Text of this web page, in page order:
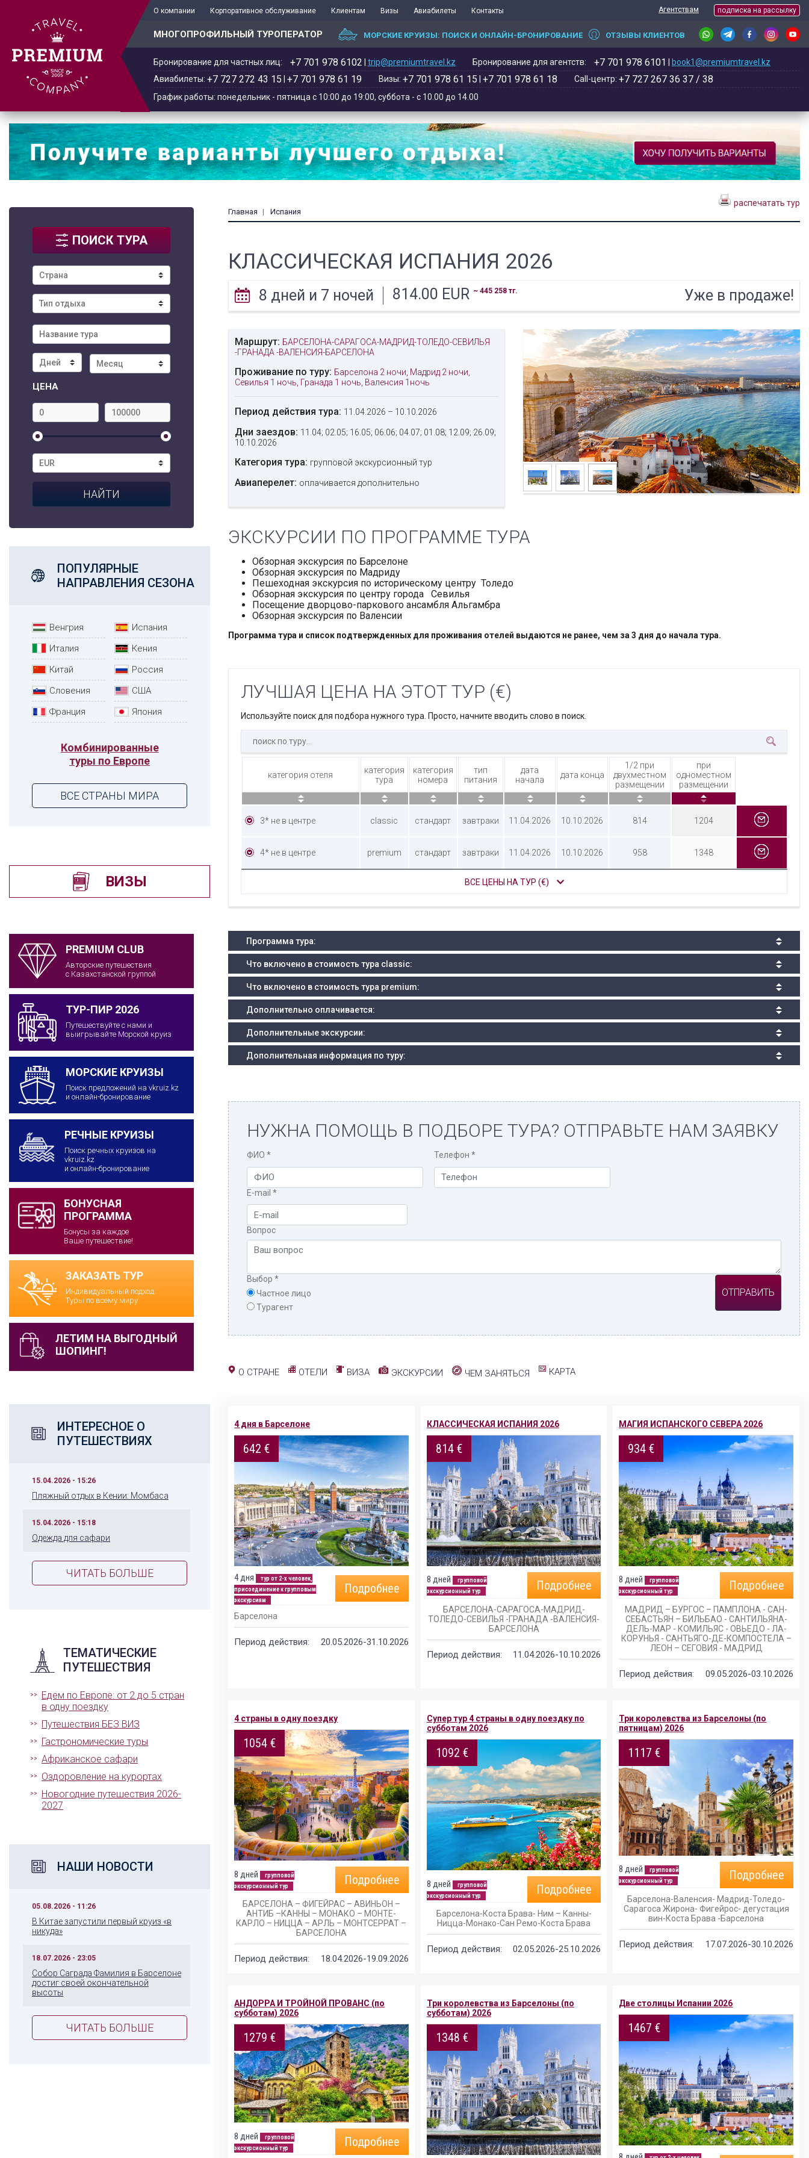
О компании Корпоративное обслуживание Клиентам Визы Авиабилеты Контакты Агентствам подписка на рассылку
МНОГОПРОФИЛЬНЫЙ ТУРОПЕРАТОР МОРСКИЕ КРУИЗЫ: ПОИСК И ОНЛАЙН-БРОНИРОВАНИЕ ОТЗЫВЫ КЛИЕНТОВ
Бронирование для частных лиц: +7 701 978 6102‬ trip@premiumtravel.kz Бронирование для агентств: +7 701 978 6101
book1@premiumtravel.kz
Авиабилеты: +7 727 272 43 15 +7 701 978 61 19 Визы: +7 701 978 61 15 +7 701 978 61 18 Call-центр: +7 727 267 36 37 / 38
График работы: понедельник - пятница с 10:00 до 19:00, суббота - с 10.00 до 14.00
ПОИСК ТУРА
ЦЕНА
ПОПУЛЯРНЫЕ
НАПРАВЛЕНИЯ СЕЗОНА
Венгрия
Испания
Италия
Кения
Китай
Россия
Словения
США
Франция
Япония
Комбинированные
туры по Европе
ВСЕ СТРАНЫ МИРА
ВИЗЫ
PREMIUM CLUB
Авторские путешествия
с Казахстанской группой
ТУР-ПИР 2026
Путешествуйте с нами и
выигрывайте Морской круиз
МОРСКИЕ КРУИЗЫ
Поиск предложений на vkruiz.kz
и онлайн-бронирование
РЕЧНЫЕ КРУИЗЫ
Поиск речных круизов на
vkruiz.kz
и онлайн-бронирование
БОНУСНАЯ
ПРОГРАММА
Бонусы за каждое
Ваше путешествие!
ЗАКАЗАТЬ ТУР
Индивидуальный подход.
Туры по всему миру
ЛЕТИМ НА ВЫГОДНЫЙ
ШОПИНГ!
ИНТЕРЕСНОЕ О
ПУТЕШЕСТВИЯХ
15.04.2026 - 15:26
Пляжный отдых в Кении: Момбаса
15.04.2026 - 15:18
Одежда для сафари
ЧИТАТЬ БОЛЬШЕ
ТЕМАТИЧЕСКИЕ
ПУТЕШЕСТВИЯ
Едем по Европе: от 2 до 5 стран
в одну поездку
Путешествия БЕЗ ВИЗ
Гастрономические туры
Африканское сафари
Оздоровление на курортах
Новогодние путешествия 2026-
2027
НАШИ НОВОСТИ
05.08.2026 - 11:26
В Китае запустили первый круиз «в
никуда»
18.07.2026 - 23:05
Собор Саграда Фамилия в Барселоне
достиг своей окончательной
высоты
ЧИТАТЬ БОЛЬШЕ
Главная Испания
распечатать тур
КЛАССИЧЕСКАЯ ИСПАНИЯ 2026
8 дней и 7 ночей 814.00 EUR ~ 445 258 тг. Уже в продаже!
Маршрут: БАРСЕЛОНА-САРАГОСА-МАДРИД-ТОЛЕДО-СЕВИЛЬЯ
-ГРАНАДА -ВАЛЕНСИЯ-БАРСЕЛОНА
Проживание по туру: Барселона 2 ночи, Мадрид 2 ночи,
Севилья 1 ночь, Гранада 1 ночь, Валенсия 1ночь
Период действия тура: 11.04.2026 – 10.10.2026
Дни заездов: 11.04; 02.05; 16.05; 06.06; 04.07; 01.08; 12.09; 26.09;
10.10.2026
Категория тура: групповой экскурсионный тур
Авиаперелет: оплачивается дополнительно
ЭКСКУРСИИ ПО ПРОГРАММЕ ТУРА
Обзорная экскурсия по Барселоне
Обзорная экскурсия по Мадриду
Пешеходная экскурсия по историческому центру Толедо
Обзорная экскурсия по центру города Севилья
Посещение дворцово-паркового ансамбля Альгамбра
Обзорная экскурсия по Валенсии
Программа тура и список подтвержденных для проживания отелей выдаются не ранее, чем за 3 дня до начала тура.
ЛУЧШАЯ ЦЕНА НА ЭТОТ ТУР (€)
Используйте поиск для подбора нужного тура. Просто, начните вводить слово в поиск.
категория отеля
категория
тура
категория
номера
тип
питания
дата
начала
дата конца
1/2 при
двухместном
размещении
при
одноместном
размещении
3* не в центре classic стандарт завтраки 11.04.2026 10.10.2026 814 1204
4* не в центре premium стандарт завтраки 11.04.2026 10.10.2026 958 1348
ВСЕ ЦЕНЫ НА ТУР (€)
Программа тура:
Что включено в стоимость тура classic:
Что включено в стоимость тура premium:
Дополнительно оплачивается:
Дополнительные экскурсии:
Дополнительная информация по туру:
НУЖНА ПОМОЩЬ В ПОДБОРЕ ТУРА? ОТПРАВЬТЕ НАМ ЗАЯВКУ
ФИО* Телефон*
E-mail*
Вопрос
Выбор*
Частное лицо
Турагент
О СТРАНЕ ОТЕЛИ ВИЗА ЭКСКУРСИИ ЧЕМ ЗАНЯТЬСЯ КАРТА
4 дня в Барселоне
642 €
4 дня
тур от 2-х человек,
присоединение к групповым
экскурсиям
Подробнее
Барселона
Период действия: 20.05.2026-31.10.2026
КЛАССИЧЕСКАЯ ИСПАНИЯ 2026
814 €
8 дней
групповой
экскурсионный тур
Подробнее
БАРСЕЛОНА-САРАГОСА-МАДРИД-
ТОЛЕДО-СЕВИЛЬЯ -ГРАНАДА -ВАЛЕНСИЯ-
БАРСЕЛОНА
Период действия: 11.04.2026-10.10.2026
МАГИЯ ИСПАНСКОГО СЕВЕРА 2026
934 €
8 дней
групповой
экскурсионный тур
Подробнее
МАДРИД – БУРГОС – ПАМПЛОНА - САН-
СЕБАСТЬЯН – БИЛЬБАО - САНТИЛЬЯНА-
ДЕЛЬ-МАР - КОМИЛЬЯС - ОВЬЕДО - ЛА-
КОРУНЬЯ - САНТЬЯГО-ДЕ-КОМПОСТЕЛА –
ЛЕОН – СЕГОВИЯ - МАДРИД
Период действия: 09.05.2026-03.10.2026
4 страны в одну поездку
1054 €
8 дней
групповой
экскурсионный тур
Подробнее
БАРСЕЛОНА – ФИГЕЙРАС – АВИНЬОН –
АНТИБ –КАННЫ – МОНАКО – МОНТЕ-
КАРЛО – НИЦЦА – АРЛЬ – МОНТСЕРРАТ –
БАРСЕЛОНА
Период действия: 18.04.2026-19.09.2026
Супер тур 4 страны в одну поездку по
субботам 2026
1092 €
8 дней
групповой
экскурсионный тур
Подробнее
Барселона-Коста Брава- Ним – Канны-
Ницца-Монако-Сан Ремо-Коста Брава
Период действия: 02.05.2026-25.10.2026
Три королевства из Барселоны (по
пятницам) 2026
1117 €
8 дней
групповой
экскурсионный тур
Подробнее
Барселона-Валенсия- Мадрид-Толедо-
Сарагоса Жирона- Фигейрос- дегустация
вин-Коста Брава -Барселона
Период действия: 17.07.2026-30.10.2026
АНДОРРА И ТРОЙНОЙ ПРОВАНС (по
субботам) 2026
1279 €
8 дней
групповой
экскурсионный тур
Подробнее
Три королевства из Барселоны (по
субботам) 2026
1348 €
Две столицы Испании 2026
1467 €